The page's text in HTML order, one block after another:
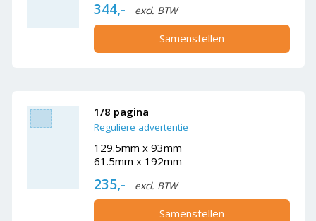
344,- excl. BTW
Samenstellen
1/8 pagina
Reguliere advertentie
129.5mm x 93mm
61.5mm x 192mm
235,- excl. BTW
Samenstellen